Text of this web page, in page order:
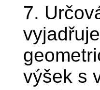
7.
výšek s